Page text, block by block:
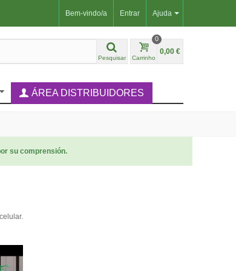
Ajuda
Bem-vindo/a Entrar
Pesquisar Carrinho
0
0,00 €
ÁREA DISTRIBUIDORES
su comprensión.